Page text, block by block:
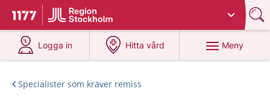
Till startsidan för 1177
Du har valt region
Logga in
på 1177.se
Hitta vård
på 1177.se
Meny
Specialister som kräver remiss